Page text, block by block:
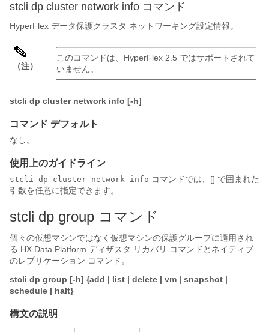
stcli dp cluster network info コマンド
HyperFlex データ保護クラスタ ネットワーキング設定情報。
（注）
このコマンドは、HyperFlex 2.5 ではサポートされて
いません。
stcli dp cluster network info [-h]
コマンド デフォルト
なし。
使用上のガイドライン
stcli dp cluster network info コマンドでは、[] で囲まれた
引数を任意に指定できます。
stcli dp group コマンド
個々の仮想マシンではなく仮想マシンの保護グループに適用され
る HX Data Platform ディザスタ リカバリ コマンドとネイティブ
のレプリケーション コマンド。
stcli dp group [-h] {add | list | delete | vm | snapshot |
schedule | halt}
構文の説明